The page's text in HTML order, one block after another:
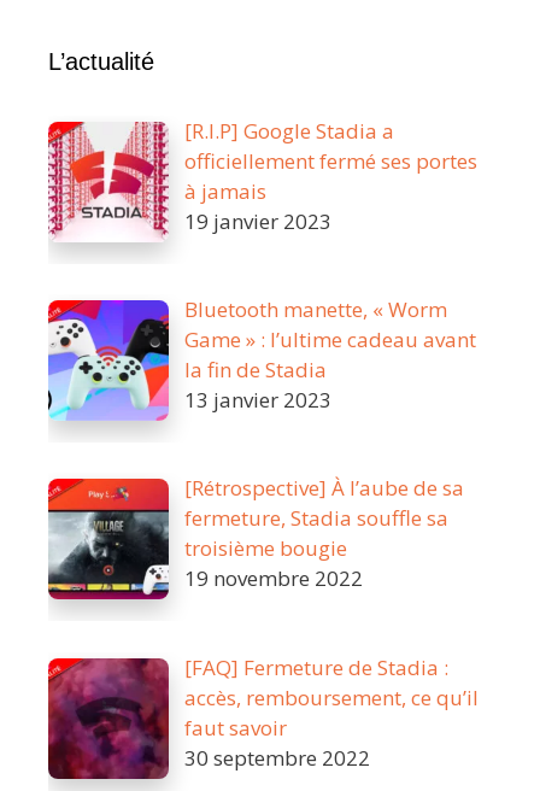
L’actualité
[R.I.P] Google Stadia a
officiellement fermé ses portes
à jamais
19 janvier 2023
Bluetooth manette, « Worm
Game » : l’ultime cadeau avant
la fin de Stadia
13 janvier 2023
[Rétrospective] À l’aube de sa
fermeture, Stadia souffle sa
troisième bougie
19 novembre 2022
[FAQ] Fermeture de Stadia :
accès, remboursement, ce qu’il
faut savoir
30 septembre 2022